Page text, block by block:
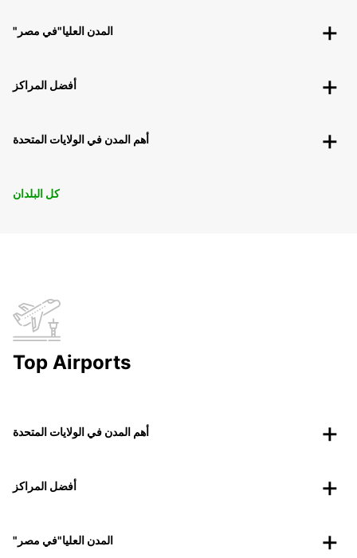
"المدن العليا"في مصر
أفضل المراكز
أهم المدن في الولايات المتحدة
كل البلدان
Top Airports
أهم المدن في الولايات المتحدة
أفضل المراكز
"المدن العليا"في مصر